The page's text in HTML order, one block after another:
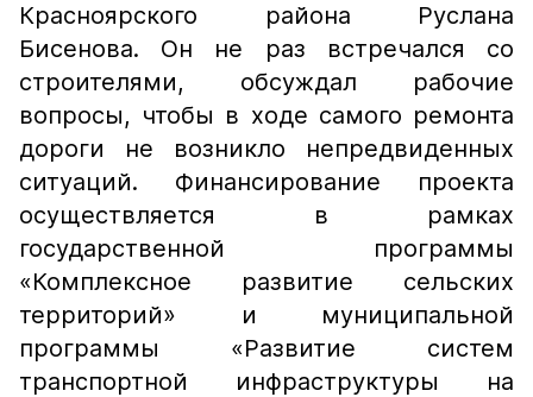
Красноярского района Руслана
Бисенова. Он не раз встречался со
строителями, обсуждал рабочие
вопросы, чтобы в ходе самого ремонта
дороги не возникло непредвиденных
ситуаций. Финансирование проекта
осуществляется в рамках
государственной программы
«Комплексное развитие сельских
территорий» и муниципальной
программы «Развитие систем
транспортной инфраструктуры на